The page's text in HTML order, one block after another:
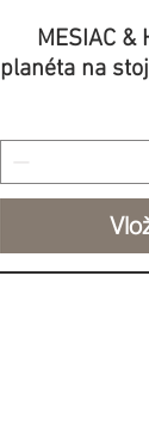
MESIAC &
planéta na